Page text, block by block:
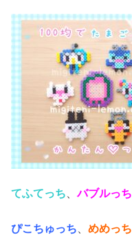
てふてっち 、バブルっち
ぴこちゅっち めめっち